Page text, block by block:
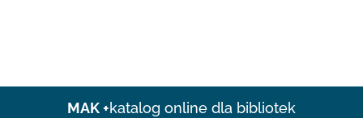
MAK +katalog online dla bibliotek